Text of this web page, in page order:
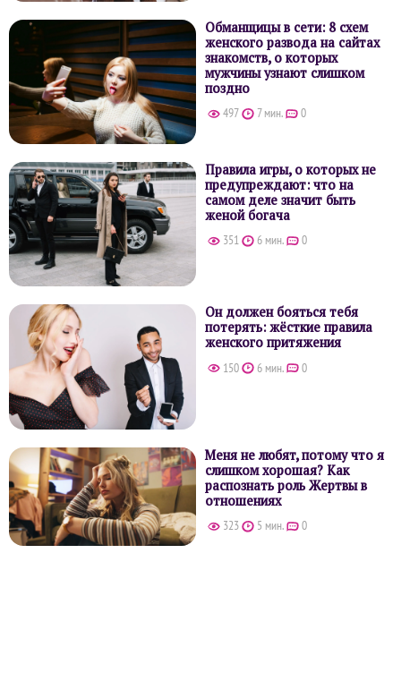
Обманщицы в сети: 8 схем
женского развода на сайтах
знакомств, о которых
мужчины узнают слишком
поздно
497 7 мин. 0
Правила игры, о которых не
предупреждают: что на
самом деле значит быть
женой богача
351 6 мин. 0
Он должен бояться тебя
потерять: жёсткие правила
женского притяжения
150 6 мин. 0
Меня не любят, потому что я
слишком хорошая? Как
распознать роль Жертвы в
отношениях
323 5 мин. 0